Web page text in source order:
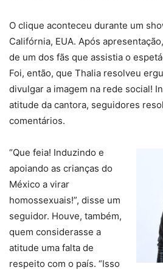
O clique aconteceu durante um
Califórnia, EUA. Após
de um dos fãs que assistia o
Foi, então, que Thalia resolveu
divulgar a imagem na rede social!
atitude da cantora, seguidores
comentários.
“Que feia! Induzindo e
apoiando as crianças do
México a virar
homossexuais!”, disse um
seguidor. Houve, também,
quem considerasse a
atitude uma falta de
respeito com o país. “Isso